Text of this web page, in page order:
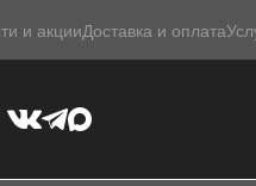
и акцииДоставка и оплата